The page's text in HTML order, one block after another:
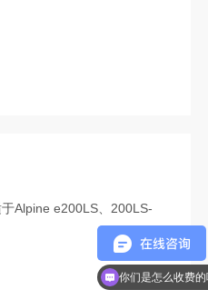
Alpine e200LS、200LS-
你们是怎么收费